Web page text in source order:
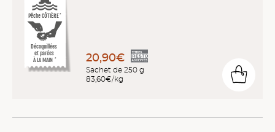
Décoquillées
et parées
À LA MAIN *
Pêche CÔTIÈRE *
20,90€
Sachet de 250 g
83,60€/kg